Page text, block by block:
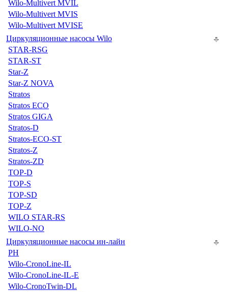
Wilo-Multivert MVIL
Wilo-Multivert MVIS
Wilo-Multivert MVISE
Циркуляционные насосы Wilo
STAR-RSG
STAR-ST
Star-Z
Star-Z NOVA
Stratos
Stratos ECO
Stratos GIGA
Stratos-D
Stratos-ECO-ST
Stratos-Z
Stratos-ZD
TOP-D
TOP-S
TOP-SD
TOP-Z
WILO STAR-RS
WILO-NO
Циркуляционные насосы ин-лайн
PH
Wilo-CronoLine-IL
Wilo-CronoLine-IL-E
Wilo-CronoTwin-DL